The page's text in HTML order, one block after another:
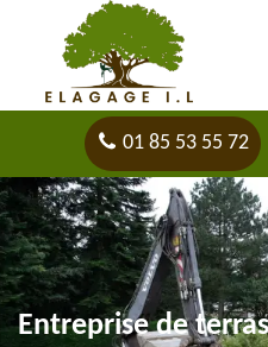
01 85 53 55 72
Entreprise de